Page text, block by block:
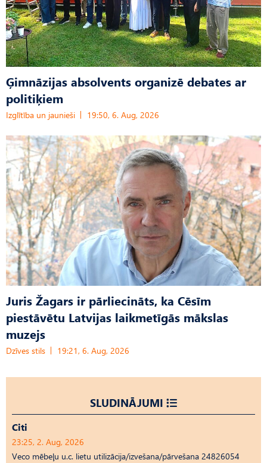
Ģimnāzijas absolvents organizē debates ar
politiķiem
Izglītība un jaunieši 19:50, 6. Aug, 2026
Juris Žagars ir pārliecināts, ka Cēsīm
piestāvētu Latvijas laikmetīgās mākslas
muzejs
Dzīves stils 19:21, 6. Aug, 2026
SLUDINĀJUMI
Citi
23:25, 2. Aug, 2026
Veco mēbeļu u.c. lietu utilizācija/izvešana/pārvešana 24826054